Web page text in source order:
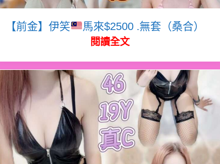
【前金】伊笑 馬來$2500 .無套（桑合）
閱讀全文